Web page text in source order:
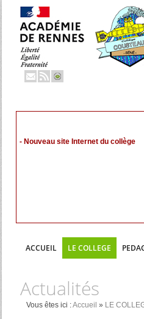
- Nouveau site Internet du collège
ACCUEIL LE COLLEGE
Actualités
Vous êtes ici :Accueil » LE